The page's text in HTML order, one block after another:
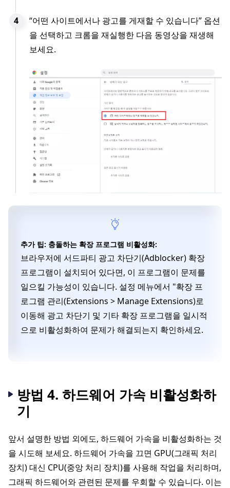
“어떤 사이트에서나 광고를 게재할 수 있습니다” 옵션
을 선택하고 크롬을 재실행한 다음 동영상을 재생해
보세요.
추가 팁: 충돌하는 확장 프로그램 비활성화:
브라우저에 서드파티 광고 차단기(Adblocker) 확장
프로그램이 설치되어 있다면, 이 프로그램이 문제를
일으킬 가능성이 있습니다. 설정 메뉴에서 "확장 프
로그램 관리(Extensions > Manage Extensions)로
이동해 광고 차단기 및 기타 확장 프로그램을 일시적
으로 비활성화하여 문제가 해결되는지 확인하세요.
방법 4. 하드웨어 가속 비활성화하
기
앞서 설명한 방법 외에도, 하드웨어 가속을 비활성화하는 것
을 시도해 보세요. 하드웨어 가속을 끄면 GPU(그래픽 처리
장치) 대신 CPU(중앙 처리 장치)를 사용해 작업을 처리하며,
그래픽 하드웨어와 관련된 문제를 우회할 수 있습니다. 이는